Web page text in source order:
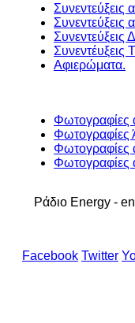
Συνεντεύξεις
Συνεντεύξεις
Συνεντεύξεις
Αφιερώματα.
Φωτογραφίες
Φωτογραφίες
Φωτογραφίες
Φωτογραφίες
Ράδιο Energy -
Facebook Twitter